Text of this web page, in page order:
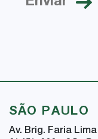
SÃO PAULO
Av. Brig. Faria Lima